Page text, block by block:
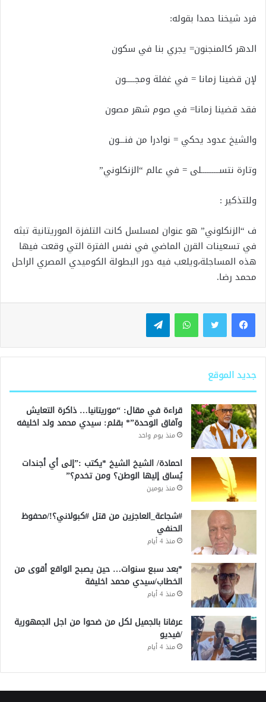
فرد شيخنا حمدا بقوله:
الدهر كالمنجنون= يجري بنا في سكون
لإن قضينا زمانا = في غفلة ومجـــــون
فقد قضينا زمانا= في صوم شهر مصون
والشيخ عدود يحكي = نوادرا من فنـــون
وتارة نتســــــــــلى = في عالم “الزنكلوني”
وللتذكير :
ف “الزنكلوني” هو عنوان لمسلسل كانت التلفزة الموريتانية تبثه
في تسعينات القرن الماضي في نفس الفترة التي وقعت فيها
هذه المساجلة،ويلعب فيه دور البطولة الكوميدي المصري الراحل
محمد رضا.
واتساب تيلقرام
جديد الموقع
قراءة في مقال: “موريتانيا… ذاكرة التعايش
وآفاق الوحدة”* بقلم: سيدي محمد ولد اخليفه
منذ يوم واحد
احمادة/ الشيخ الشيخ *يكتب :”إلى أي أجندات
يُساق إليها الوطن؟ ومن تخدم؟”
منذ يومين
#شجاعة_العاجزين من قتل #كبولاني؟!/محفوظ
الحنفي
منذ 4 أيام
*بعد سبع سنوات… حين يصبح الواقع أقوى من
الخطاب/سيدي محمد اخليفة
منذ 4 أيام
عرفانا بالجميل لكل من ضحوا من اجل الجمهورية
/فيديو
منذ 4 أيام